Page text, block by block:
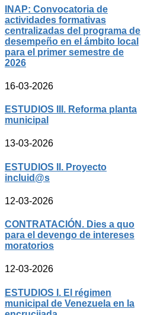
INAP: Convocatoria de
actividades formativas
centralizadas del programa de
desempeño en el ámbito local
para el primer semestre de
2026
16-03-2026
ESTUDIOS III. Reforma planta
municipal
13-03-2026
ESTUDIOS II. Proyecto
incluid@s
12-03-2026
CONTRATACIÓN. Dies a quo
para el devengo de intereses
moratorios
12-03-2026
ESTUDIOS I. El régimen
municipal de Venezuela en la